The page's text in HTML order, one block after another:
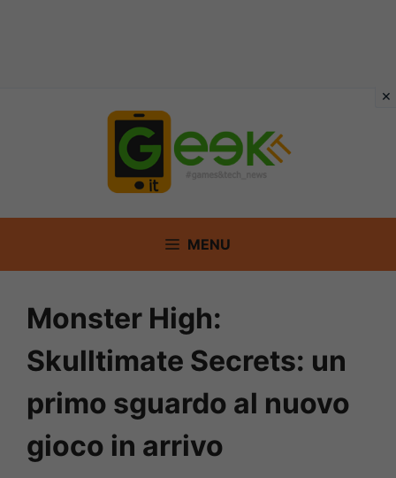
MENU
Monster High:
Skulltimate Secrets: un
primo sguardo al nuovo
gioco in arrivo